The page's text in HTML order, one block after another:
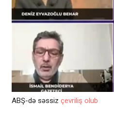
ABŞ-də səssiz çevriliş olub